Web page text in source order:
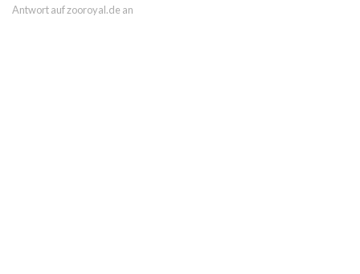
Antwort auf zooroyal.de an